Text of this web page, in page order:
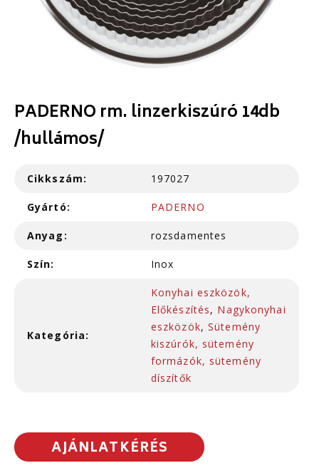
PADERNO rm. linzerkiszúró 14db
/hullámos/
Cikkszám: 197027
Gyártó: PADERNO
Anyag: rozsdamentes
Szín: Inox
Kategória:
Konyhai eszközök,
Előkészítés, Nagykonyhai
eszközök,Sütemény
kiszúrók, sütemény
formázók, sütemény
díszítők
AJÁNLATKÉRÉS